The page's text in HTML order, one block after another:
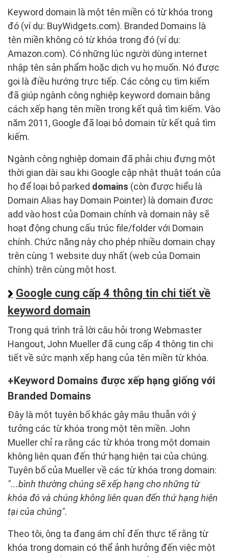
Keyword domain là một tên miền có từ khóa trong
đó (ví dụ: BuyWidgets.com). Branded Domains là
tên miền không có từ khóa trong đó (ví dụ:
Amazon.com). Có những lúc người dùng internet
nhập tên sản phẩm hoặc dịch vụ họ muốn. Nó được
gọi là điều hướng trực tiếp. Các công cụ tìm kiếm
đã giúp ngành công nghiệp keyword domain bằng
cách xếp hạng tên miền trong kết quả tìm kiếm. Vào
năm 2011, Google đã loại bỏ domain từ kết quả tìm
kiếm.
Ngành công nghiệp domain đã phải chịu đựng một
thời gian dài sau khi Google cập nhật thuật toán của
họ để loại bỏ parked domains (còn được hiểu là
Domain Alias hay Domain Pointer) là domain đươc
add vào host của Domain chính và domain này sẽ
hoạt động chung cấu trúc file/folder với Domain
chính. Chức năng này cho phép nhiều domain chạy
trên cùng 1 website duy nhất (web của Domain
chính) trên cùng một host.
Google cung cấp 4 thông tin chi tiết về
keyword domain
Trong quá trình trả lời câu hỏi trong Webmaster
Hangout, John Mueller đã cung cấp 4 thông tin chi
tiết về sức mạnh xếp hạng của tên miền từ khóa.
Keyword Domains được xếp hạng giống với
Branded Domains
Đây là một tuyên bố khác gây mâu thuẫn với ý
tưởng các từ khóa trong một tên miền. John
Mueller chỉ ra rằng các từ khóa trong một domain
không liên quan đến thứ hạng hiện tại của chúng.
Tuyên bố của Mueller về các từ khóa trong domain:
"...bình thường chúng sẽ xếp hạng cho những từ
khóa đó và chúng không liên quan đến thứ hạng hiện
tại của chúng".
Theo tôi, ông ta đang ám chỉ đến thực tế rằng từ
khóa trong domain có thể ảnh hưởng đến việc một